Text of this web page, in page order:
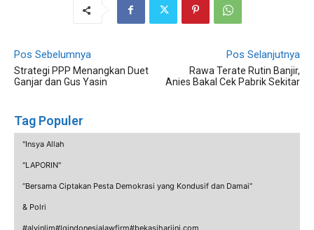
Pos Sebelumnya
Strategi PPP Menangkan Duet
Ganjar dan Gus Yasin
Pos Selanjutnya
Rawa Terate Rutin Banjir,
Anies Bakal Cek Pabrik Sekitar
Tag Populer
"Insya Allah
"LAPORIN"
“Bersama Ciptakan Pesta Demokrasi yang Kondusif dan Damai”
& Polri